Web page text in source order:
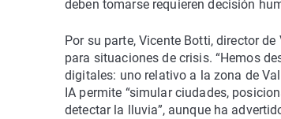
deben tomarse requieren decisión
Por su parte, Vicente Botti, director
para situaciones de crisis. “Hemos
digitales: uno relativo a la zona de
IA permite “simular ciudades,
detectar la lluvia”, aunque ha